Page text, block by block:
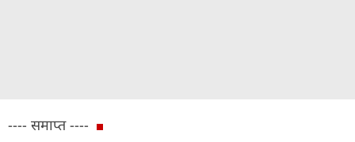
---- समाप्त ----